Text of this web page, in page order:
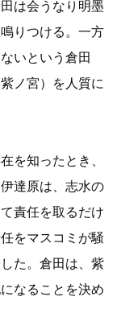
は会うなり明墨
りつける。一方
いという倉田
ノ宮）を人質に
を知ったとき、
達原は、志水の
責任を取るだけ
をマスコミが騒
た。倉田は、紫
なることを決め